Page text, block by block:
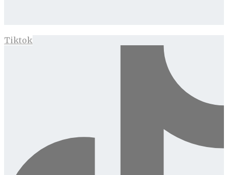
Tiktok